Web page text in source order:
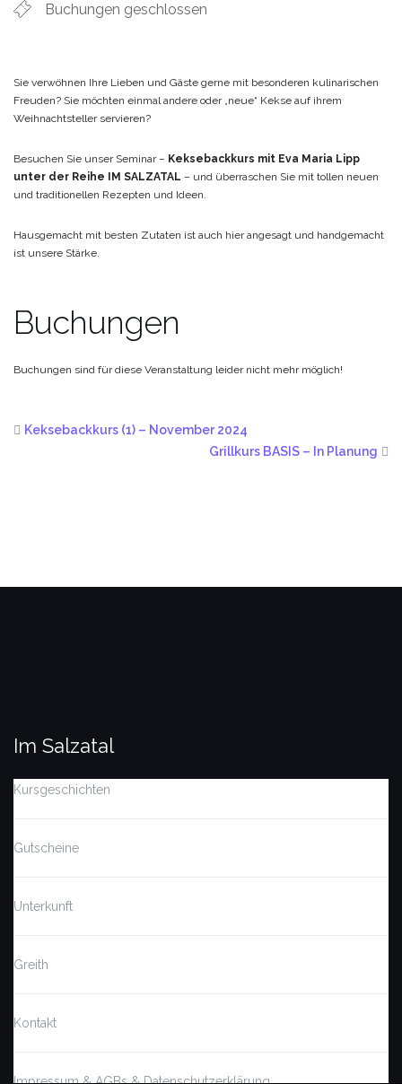
Buchungen geschlossen
Sie verwöhnen Ihre Lieben und Gäste gerne mit besonderen kulinarischen
Freuden? Sie möchten einmal andere oder „neue“ Kekse auf ihrem
Weihnachtsteller servieren?
Besuchen Sie unser Seminar – Keksebackkurs mit Eva Maria Lipp
unter der Reihe IM SALZATAL – und überraschen Sie mit tollen neuen
und traditionellen Rezepten und Ideen.
Hausgemacht mit besten Zutaten ist auch hier angesagt und handgemacht
ist unsere Stärke.
Buchungen
Buchungen sind für diese Veranstaltung leider nicht mehr möglich!
Keksebackkurs (1) – November 2024
Grillkurs BASIS – In Planung
Im Salzatal
Kursgeschichten
Gutscheine
Unterkunft
Greith
Kontakt